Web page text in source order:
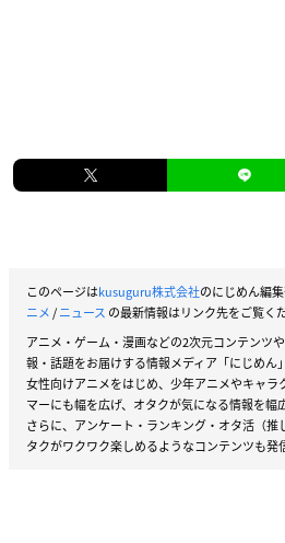
このページはkusuguru株式会社のにじめん編
ニメ/ニュース の最新情報はリンク先をご覧く
アニメ・ゲーム・漫画などの2次元コンテンツ
報・話題をお届けする情報メディア「にじめん
女性向けアニメをはじめ、少年アニメやキャラ
マーにも幅を広げ、オタクが気になる情報を幅
さらに、アンケート・ランキング・オタ活（推
タクがワクワク楽しめるようなコンテンツも発